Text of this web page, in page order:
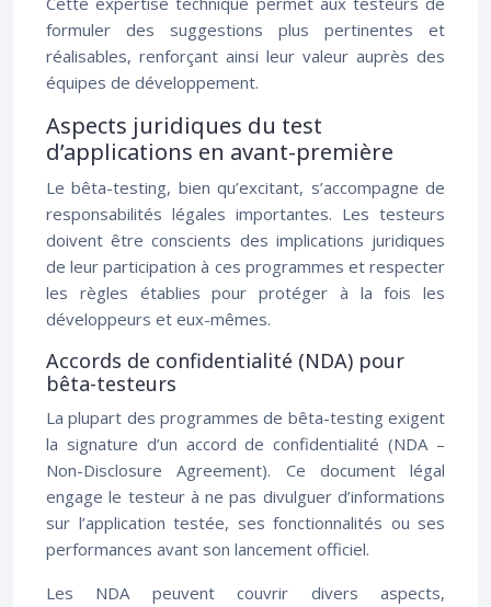
formuler des suggestions plus pertinentes et
réalisables, renforçant ainsi leur valeur auprès des
équipes de développement.
Aspects juridiques du test
d’applications en avant-première
Le bêta-testing, bien qu’excitant, s’accompagne de
responsabilités légales importantes. Les testeurs
doivent être conscients des implications juridiques
de leur participation à ces programmes et respecter
les règles établies pour protéger à la fois les
développeurs et eux-mêmes.
Accords de confidentialité (NDA) pour
bêta-testeurs
La plupart des programmes de bêta-testing exigent
la signature d’un accord de confidentialité (NDA –
Non-Disclosure Agreement). Ce document légal
engage le testeur à ne pas divulguer d’informations
sur l’application testée, ses fonctionnalités ou ses
performances avant son lancement officiel.
Les NDA peuvent couvrir divers aspects,